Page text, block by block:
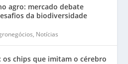
agro: mercado debate
da biodiversidade
, Notícias
os chips que imitam o cérebro